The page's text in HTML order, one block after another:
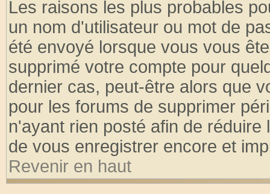
Les raisons les plus probables
un nom d'utilisateur ou mot de
été envoyé lorsque vous vous
supprimé votre compte pour
dernier cas, peut-être alors que
pour les forums de supprimer
n'ayant rien posté afin de
de vous enregistrer encore et
Revenir en haut